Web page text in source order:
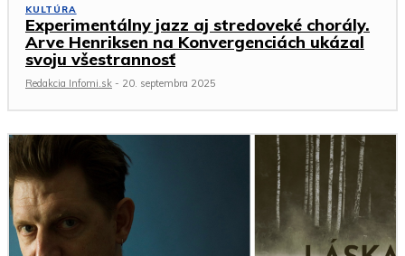
KULTÚRA
Experimentálny jazz aj stredoveké chorály.
Arve Henriksen na Konvergenciách ukázal
svoju všestrannosť
Redakcia Infomi.sk - 20. septembra 2025